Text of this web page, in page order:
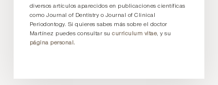
diversos artículos aparecidos en publicaciones científicas
como Journal of Dentistry o Journal of Clinical
Periodontogy. Si quieres sabes más sobre el doctor
Martínez puedes consultar sucurriculum vitae, y su
página personal.